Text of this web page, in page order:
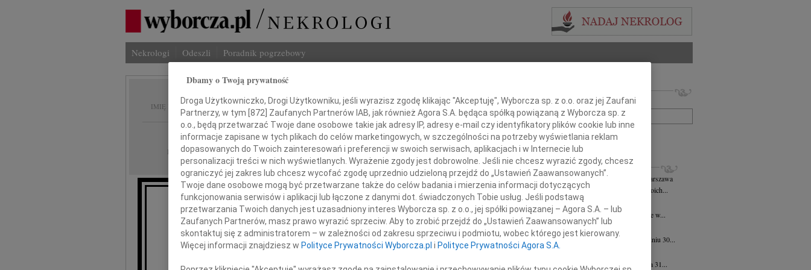
Nekrologi Odeszli Poradnik pogrzebowy
IMIĘ I NAZWISKO: Monika Schmalstieg
REGION: Warszawa
DATA EMISJI: 12.12.2025
W dniu 29 lipca 2025 roku zmarła w wieku 77 lat
Imię i nazwisko lub numer ogłoszenia:
+ szukanie zaawansowane
INNE NEKROLOGI
Ludwik Zbigniew Staszyński
Warszawa
3 sierpnia 2026 roku zmarł w przeddzień swoich...
Iwona Justyniak 06.08.2026
Z głębokim żalem przyjęliśmy wiadomość, że w...
Zbigniew Wojdat
05.08.2026
Z głębokim smutkiem zawiadamiamy, że w dniu 30...
Marek Pliszkiewicz
Z głębokim smutkiem zawiadamiamy, że dnia 31...
Dbamy o Twoją prywatność
Droga Użytkowniczko, Drogi Użytkowniku, jeśli wyrazisz zgodę klikając "Akceptuję", Wyborcza sp. z o.o. oraz jej Zaufani
Partnerzy, w tym [872] Zaufanych Partnerów IAB, jak również Agora S.A. będąca spółką powiązaną z Wyborcza sp. z
o.o., będą przetwarzać Twoje dane osobowe takie jak adresy IP, adresy e-mail czy identyfikatory plików cookie lub inne
informacje zapisane w tych plikach do celów marketingowych, w szczególności na potrzeby wyświetlania reklam
dopasowanych do Twoich zainteresowań i preferencji w swoich serwisach, aplikacjach i w Internecie lub
personalizacji treści w nich wyświetlanych. Wyrażenie zgody jest dobrowolne. Jeśli nie chcesz wyrazić zgody, chcesz
ograniczyć jej zakres lub chcesz wycofać zgodę uprzednio udzieloną przejdź do „Ustawień Zaawansowanych”.
Twoje dane osobowe mogą być przetwarzane także do celów badania i mierzenia informacji dotyczących
funkcjonowania serwisów i aplikacji lub łączone z danymi dot. świadczonych Tobie usług. Jeśli podstawą
przetwarzania Twoich danych jest uzasadniony interes Wyborcza sp. z o.o., jej spółki powiązanej – Agora S.A. – lub
Zaufanych Partnerów, masz prawo wyrazić sprzeciw. Aby to zrobić przejdź do „Ustawień Zaawansowanych” lub
skontaktuj się z administratorem – w zależności od zakresu sprzeciwu i podmiotu, wobec którego jest kierowany.
Więcej informacji znajdziesz w Polityce Prywatności Wyborcza.pl i Polityce Prywatności Agora S.A.